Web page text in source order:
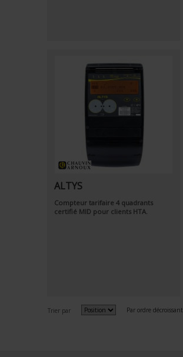
ALTYS
Compteur tarifaire 4 quadrants
certifié MID pour clients HTA.
Trier par Par ordre décroissant